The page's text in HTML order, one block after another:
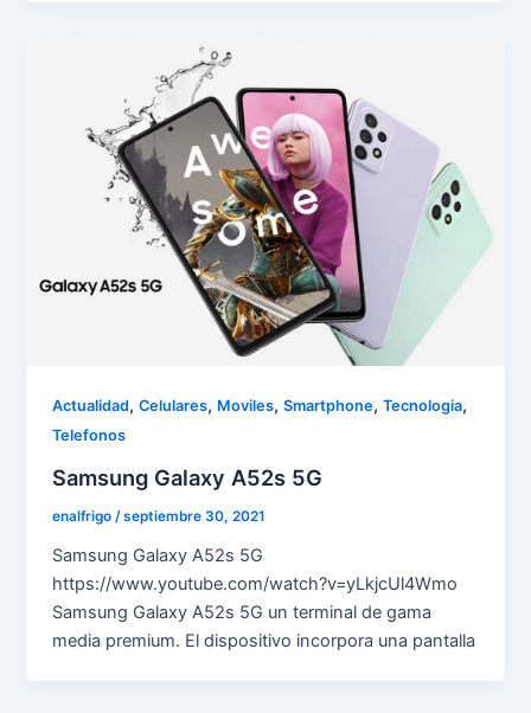
Actualidad,Celulares, Moviles,Smartphone,Tecnologia,
Telefonos
Samsung Galaxy A52s 5G
enalfrigo/septiembre 30, 2021
Samsung Galaxy A52s 5G
https://www.youtube.com/watch?v=yLkjcUl4Wmo
Samsung Galaxy A52s 5G un terminal de gama
media premium. El dispositivo incorpora una pantalla